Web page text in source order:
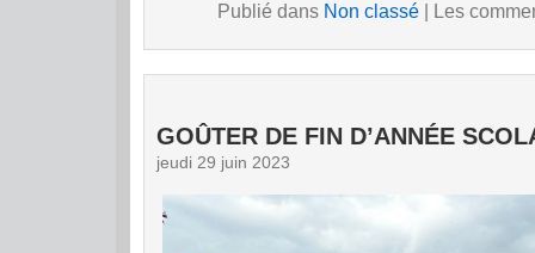
Publié dans Non classé| Les
GOÛTER DE FIN D’ANNÉE
jeudi 29 juin 2023